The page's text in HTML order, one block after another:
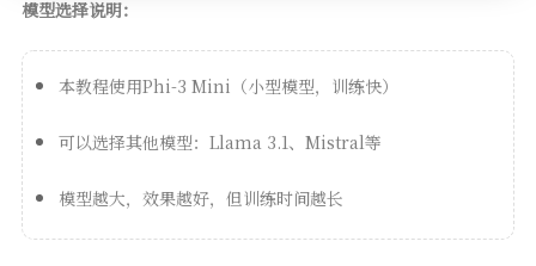
模型选择说明：
本教程使用Phi-3 Mini（小型模型，训练快）
可以选择其他模型：Llama 3.1、Mistral等
模型越大，效果越好，但训练时间越长